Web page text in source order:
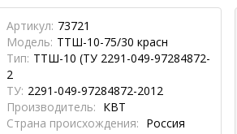
Артикул: 73721
Модель: ТТШ-10-75/30 красн
Тип: ТТШ-10 (ТУ 2291-049-97284872-
2
ТУ: 2291-049-97284872-2012
Производитель: КВТ
Страна происхождения: Россия